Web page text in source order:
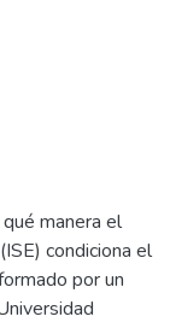
manera el
condiciona el
por un